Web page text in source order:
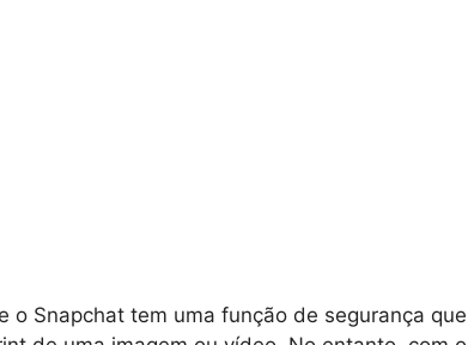
o Snapchat tem uma função de segurança que